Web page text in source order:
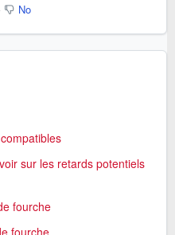
No
sur les retards potentiels
fourche
fourche